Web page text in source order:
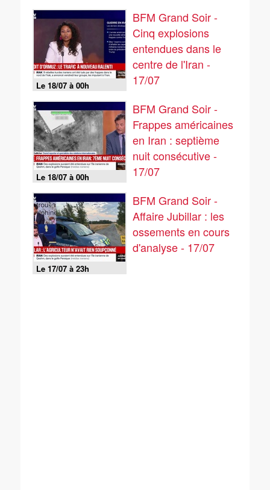
Le 18/07 à 00h
BFM Grand Soir -
Cinq explosions
entendues dans le
centre de l'Iran -
17/07
Le 18/07 à 00h
BFM Grand Soir -
Frappes américaines
en Iran : septième
nuit consécutive -
17/07
Le 17/07 à 23h
BFM Grand Soir -
Affaire Jubillar : les
ossements en cours
d'analyse - 17/07